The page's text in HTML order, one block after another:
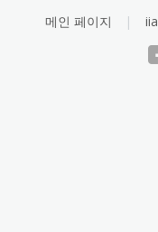
메인 페이지